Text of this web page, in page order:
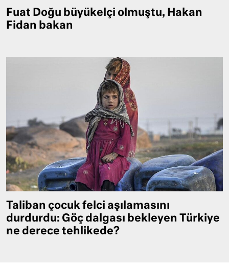
Fuat Doğu büyükelçi olmuştu, Hakan
Fidan bakan
Taliban çocuk felci aşılamasını
durdurdu: Göç dalgası bekleyen Türkiye
ne derece tehlikede?